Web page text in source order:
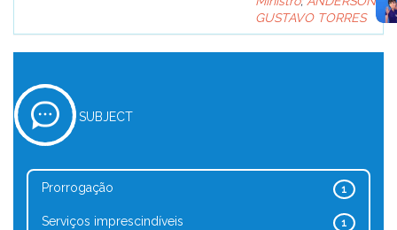
GUSTAVO TORRES
SUBJECT
1
Prorrogação
1
Serviços imprescindíveis